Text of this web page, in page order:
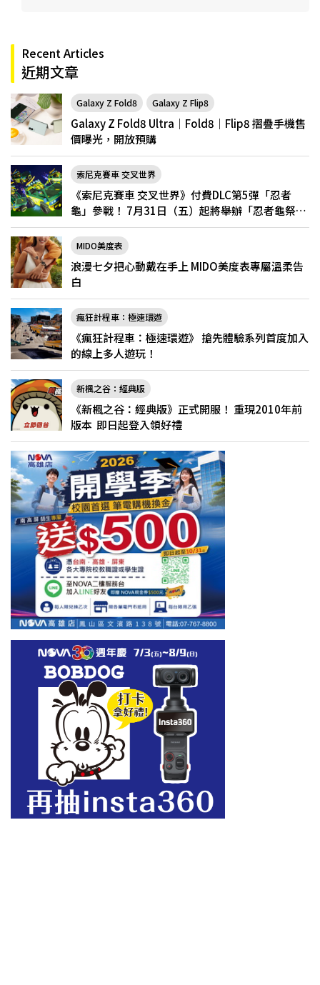
Recent Articles
近期文章
Galaxy Z Fold8 Galaxy Z Flip8
Galaxy Z Fold8 Ultra｜Fold8｜Flip8 摺疊手機售
價曝光，開放預購
索尼克賽車 交叉世界
《索尼克賽車 交叉世界》付費DLC第5彈「忍者
龜」參戰！ 7月31日（五）起將舉辦「忍者龜祭
典」
MIDO美度表
浪漫七夕把心動戴在手上 MIDO美度表專屬溫柔告
白
瘋狂計程車：極速環遊
《瘋狂計程車：極速環遊》 搶先體驗系列首度加入
的線上多人遊玩！
新楓之谷：經典版
《新楓之谷：經典版》正式開服！ 重現2010年前
版本 即日起登入領好禮